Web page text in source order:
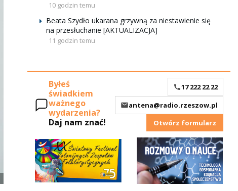
10 godzin temu
Beata Szydło ukarana grzywną za niestawienie się
na przesłuchanie [AKTUALIZACJA]
11 godzin temu
Byłeś
świadkiem
ważnego
wydarzenia?
Daj nam znać!
17 222 22 22
antena@radio.rzeszow.pl
Otwórz formularz